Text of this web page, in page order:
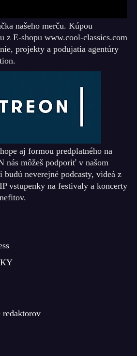
našeho merču. Kúpou
z E-shopu www.cool-classics.com
projekty a podujatia agentúry
aj formou predplatného na
nás môžeš podporiť v našom
budú neverejné podcasty, videá z
vstupenky na festivaly a koncerty
redaktorov